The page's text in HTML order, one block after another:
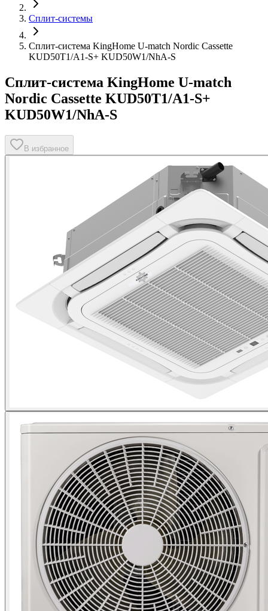
Сплит-системы
Сплит-система KingHome U-match Nordic Cassette
KUD50T1/A1-S+ KUD50W1/NhA-S
Сплит-система KingHome U-match
Nordic Cassette KUD50T1/A1-S+
KUD50W1/NhA-S
В избранное